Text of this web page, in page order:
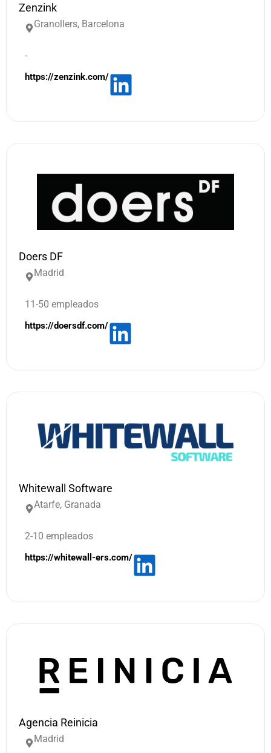
Zenzink
Granollers, Barcelona
-
https://zenzink.com/
Doers DF
Madrid
11-50 empleados
https://doersdf.com/
Whitewall Software
Atarfe, Granada
2-10 empleados
https://whitewall-ers.com/
Agencia Reinicia
Madrid